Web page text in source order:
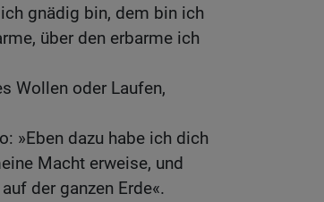
gnädig bin, dem bin ich
über den erbarme ich
Wollen oder Laufen,
»Eben dazu habe ich dich
Macht erweise, und
der ganzen Erde«.